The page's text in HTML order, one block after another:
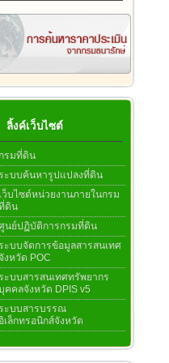
ลิ้งค์เว็บไซต์
กรมที่ดิน
ระบบค้นหารูปแปลงที่ดิน
เว็บไซต์หน่วยงานภายในกรม
ดิน
นย์ปฏิบัติการกรมที่ดิน
ระบบจัดการข้อมูลสารสนเทศ
งหวัด POC
ระบบสารสนเทศทรัพยากร
คคลจังหวัด DPIS v5
ระบบสารบรรณ
เล็กทรอนิกส์จังหวัด